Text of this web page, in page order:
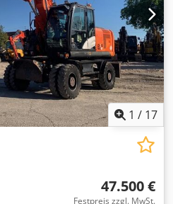
1 / 17
47.500 €
Festpreis zzgl. MwSt.